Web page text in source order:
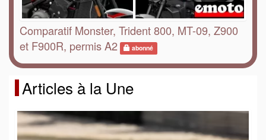
Comparatif Monster, Trident 800, MT-09, Z900
et F900R, permis A2
abonné
Articles à la Une